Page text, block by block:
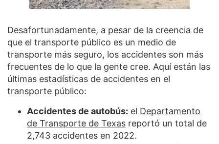
Desafortunadamente, a pesar de la creencia de
que el transporte público es un medio de
transporte más seguro, los accidentes son más
frecuentes de lo que la gente cree. Aquí están las
últimas estadísticas de accidentes en el
transporte público:
Accidentes de autobús: el Departamento
de Transporte de Texas reportó un total de
2,743 accidentes en 2022.